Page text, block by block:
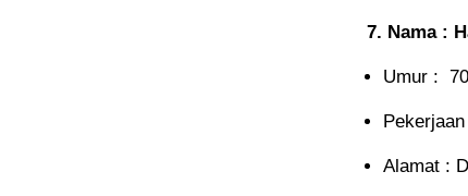
7. Nama :
Umur :
Pekerjaan
Alamat :